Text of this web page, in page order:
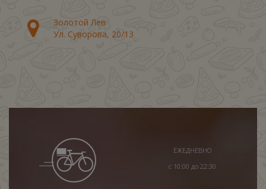
Золотой Лев
Ул. Суворова, 20/13
ЕЖЕДНЕВНО
с 10:00 до 22:30